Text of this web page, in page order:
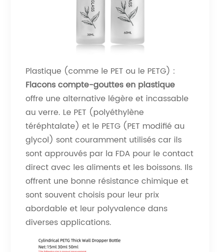
Plastique (comme le PET ou le PETG) :
Flacons compte-gouttes en plastique
offre une alternative légère et incassable
au verre. Le PET (polyéthylène
téréphtalate) et le PETG (PET modifié au
glycol) sont couramment utilisés car ils
sont approuvés par la FDA pour le contact
direct avec les aliments et les boissons. Ils
offrent une bonne résistance chimique et
sont souvent choisis pour leur prix
abordable et leur polyvalence dans
diverses applications.